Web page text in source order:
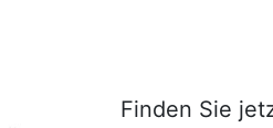
Finden Sie